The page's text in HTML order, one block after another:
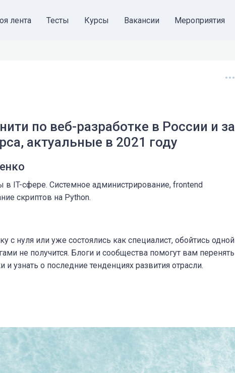
лента Тесты Курсы Вакансии Мероприятия
по веб-разработке в России и за
актуальные в 2021 году
в IT-сфере. Системное администрирование, frontend
скриптов на Python.
с нуля или уже состоялись как специалист, обойтись одной
не получится. Блоги и сообщества помогут вам перенять
узнать о последние тенденциях развития отрасли.